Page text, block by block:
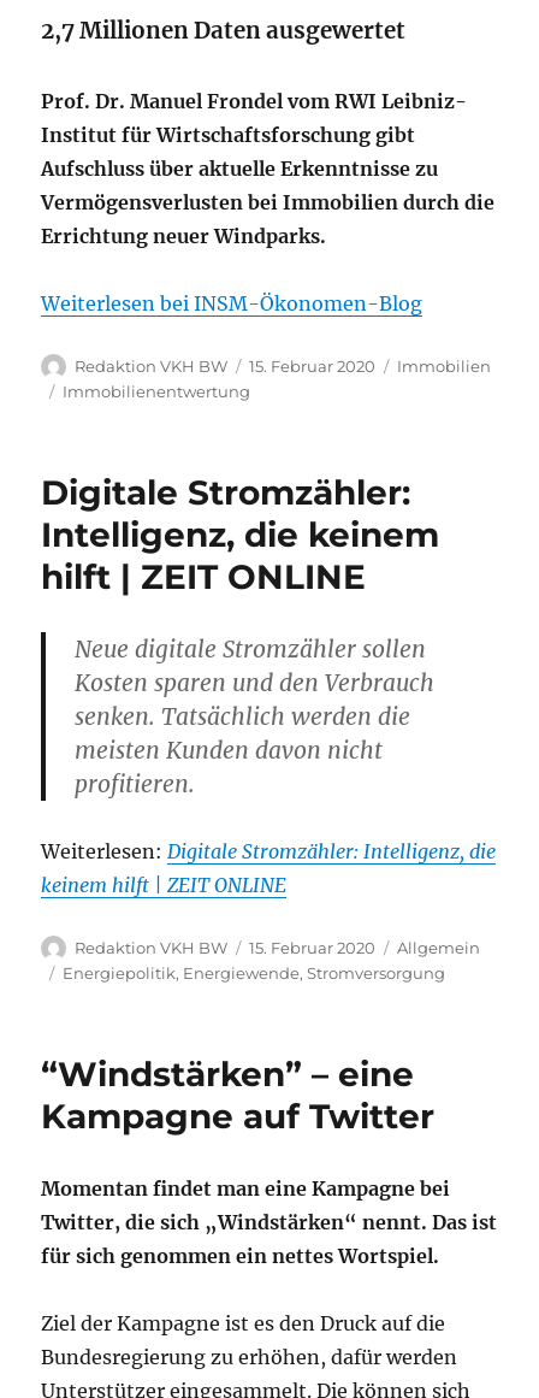
2,7 Millionen Daten ausgewertet
Prof. Dr. Manuel Frondel vom RWI Leibniz-
Institut für Wirtschaftsforschung gibt
Aufschluss über aktuelle Erkenntnisse zu
Vermögensverlusten bei Immobilien durch die
Errichtung neuer Windparks.
Weiterlesen bei INSM-Ökonomen-Blog
Autor
Redaktion VKH BW
Veröffentlicht
am
15. Februar 2020 Kategorien
Immobilien
Schlagwörter
Immobilienentwertung
Digitale Stromzähler:
Intelligenz, die keinem
hilft | ZEIT ONLINE
Neue digitale Stromzähler sollen
Kosten sparen und den Verbrauch
senken. Tatsächlich werden die
meisten Kunden davon nicht
profitieren.
Weiterlesen:Digitale Stromzähler: Intelligenz, die
keinem hilft | ZEIT ONLINE
Autor
Redaktion VKH BW
Veröffentlicht
am
15. Februar 2020 Kategorien
Allgemein
Schlagwörter
Energiepolitik, Energiewende,Stromversorgung
“Windstärken” – eine
Kampagne auf Twitter
Momentan findet man eine Kampagne bei
Twitter, die sich „Windstärken“ nennt. Das ist
für sich genommen ein nettes Wortspiel.
Ziel der Kampagne ist es den Druck auf die
Bundesregierung zu erhöhen, dafür werden
Unterstützer eingesammelt. Die können sich